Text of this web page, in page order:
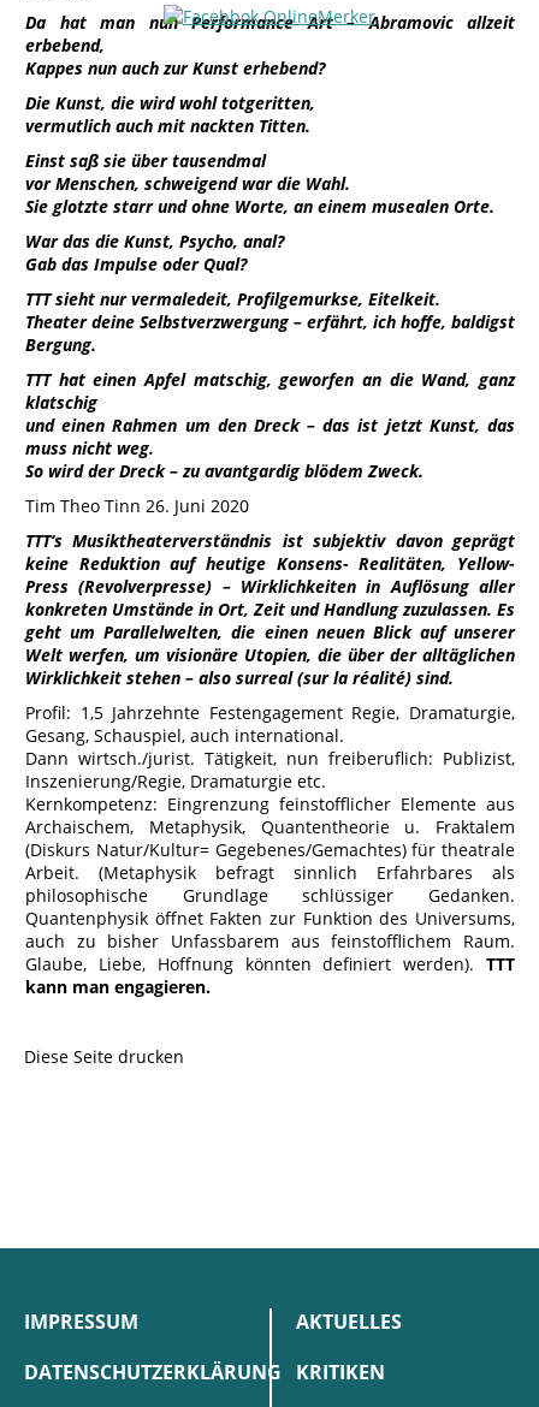
Da hat man nun Performance Art – Abramovic allzeit
erbebend,
Kappes nun auch zur Kunst erhebend?
Die Kunst, die wird wohl totgeritten,
vermutlich auch mit nackten Titten.
Einst saß sie über tausendmal
vor Menschen, schweigend war die Wahl.
Sie glotzte starr und ohne Worte, an einem musealen Orte.
War das die Kunst, Psycho, anal?
Gab das Impulse oder Qual?
TTT sieht nur vermaledeit, Profilgemurkse, Eitelkeit.
Theater deine Selbstverzwergung – erfährt, ich hoffe, baldigst
Bergung.
TTT hat einen Apfel matschig, geworfen an die Wand, ganz
klatschig
und einen Rahmen um den Dreck – das ist jetzt Kunst, das
muss nicht weg.
So wird der Dreck – zu avantgardig blödem Zweck.
Tim Theo Tinn 26. Juni 2020
TTT‘s Musiktheaterverständnis ist subjektiv davon geprägt
keine Reduktion auf heutige Konsens- Realitäten, Yellow-
Press (Revolverpresse) – Wirklichkeiten in Auflösung aller
konkreten Umstände in Ort, Zeit und Handlung zuzulassen. Es
geht um Parallelwelten, die einen neuen Blick auf unserer
Welt werfen, um visionäre Utopien, die über der alltäglichen
Wirklichkeit stehen – also surreal (sur la réalité) sind.
Profil: 1,5 Jahrzehnte Festengagement Regie, Dramaturgie,
Gesang, Schauspiel, auch international.
Dann wirtsch./jurist. Tätigkeit, nun freiberuflich: Publizist,
Inszenierung/Regie, Dramaturgie etc.
Kernkompetenz: Eingrenzung feinstofflicher Elemente aus
Archaischem, Metaphysik, Quantentheorie u. Fraktalem
(Diskurs Natur/Kultur= Gegebenes/Gemachtes) für theatrale
Arbeit. (Metaphysik befragt sinnlich Erfahrbares als
philosophische Grundlage schlüssiger Gedanken.
Quantenphysik öffnet Fakten zur Funktion des Universums,
auch zu bisher Unfassbarem aus feinstofflichem Raum.
Glaube, Liebe, Hoffnung könnten definiert werden). TTT
kann man engagieren.
Diese Seite drucken
IMPRESSUM
DATENSCHUTZERKLÄRUNG
AKTUELLES
KRITIKEN